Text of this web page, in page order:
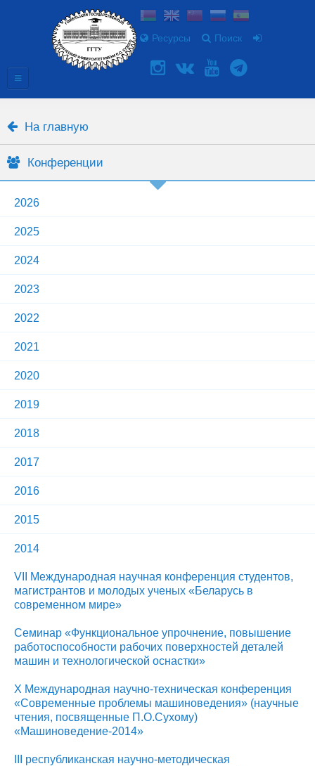
Ресурсы Поиск
На главную
Конференции
2026
2025
2024
2023
2022
2021
2020
2019
2018
2017
2016
2015
2014
VII Международная научная конференция студентов,
магистрантов и молодых ученых «Беларусь в
современном мире»
Семинар «Функциональное упрочнение, повышение
работоспособности рабочих поверхностей деталей
машин и технологической оснастки»
Х Международная научно-техническая конференция
«Современные проблемы машиноведения» (научные
чтения, посвященные П.О.Сухому)
«Машиноведение-2014»
III республиканская научно-методическая